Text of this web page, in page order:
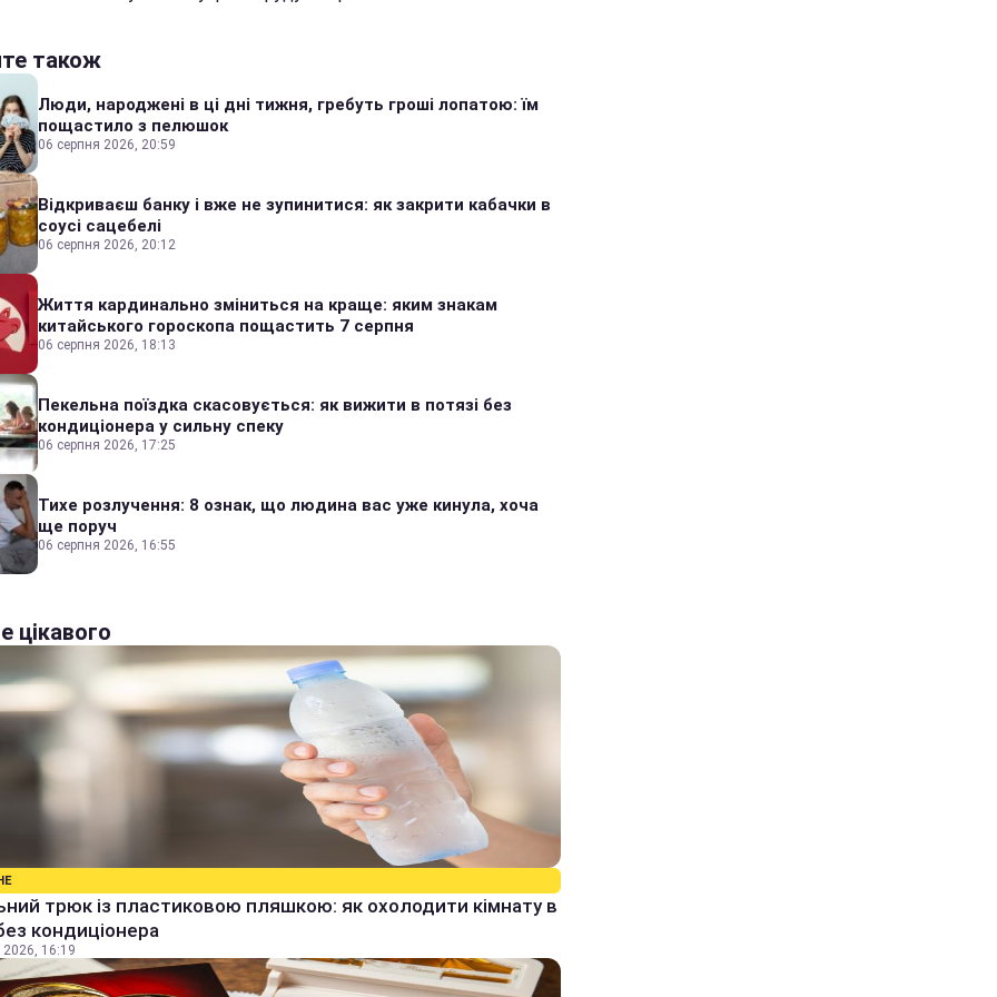
також
Люди, народжені в ці дні тижня, гребуть гроші лопатою: їм
пощастило з пелюшок
06 серпня 2026, 20:59
Відкриваєш банку і вже не зупинитися: як закрити кабачки в
соусі сацебелі
06 серпня 2026, 20:12
Життя кардинально зміниться на краще: яким знакам
китайського гороскопа пощастить 7 серпня
06 серпня 2026, 18:13
Пекельна поїздка скасовується: як вижити в потязі без
кондиціонера у сильну спеку
06 серпня 2026, 17:25
Тихе розлучення: 8 ознак, що людина вас уже кинула, хоча
ще поруч
06 серпня 2026, 16:55
цікавого
трюк із пластиковою пляшкою: як охолодити кімнату в
кондиціонера
2026, 16:19